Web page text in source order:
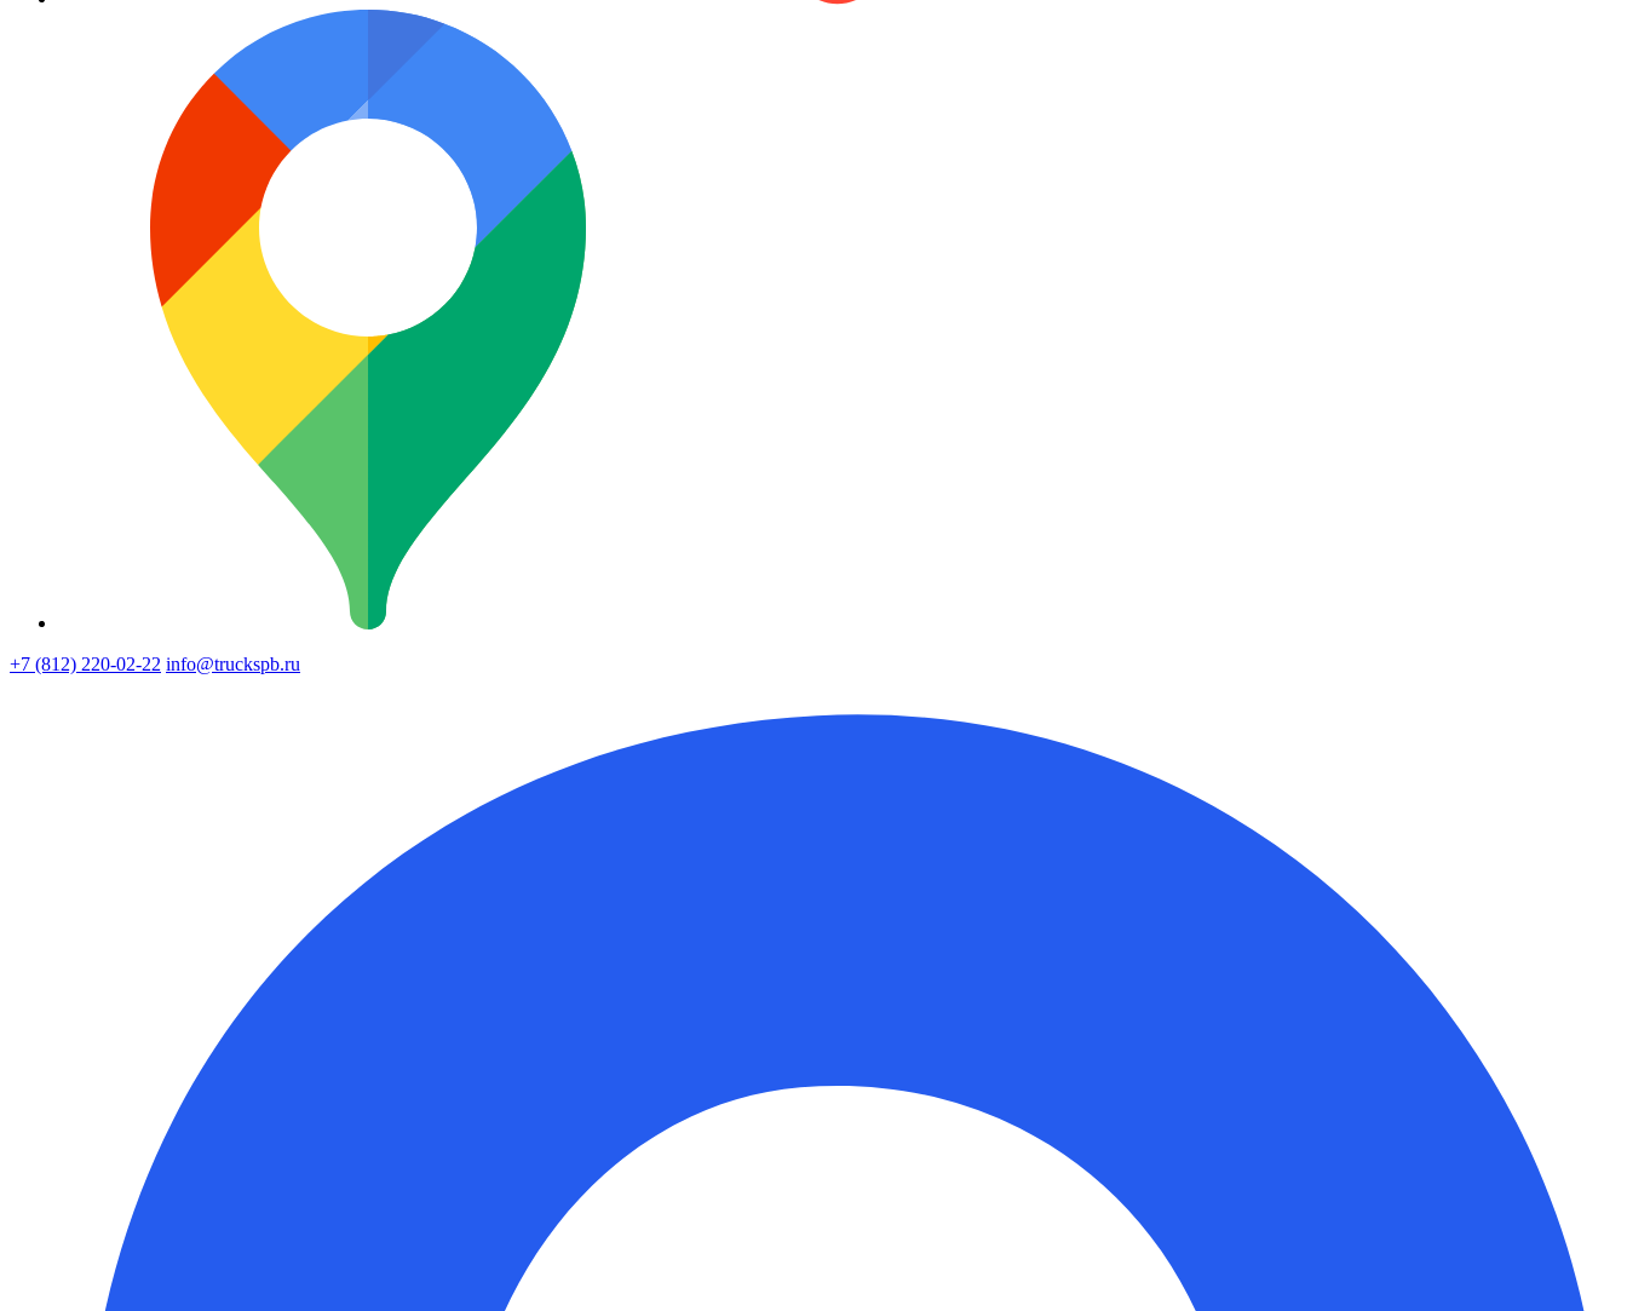
+7 (812) 220-02-22 info@truckspb.ru